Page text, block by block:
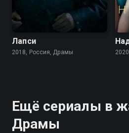
7.5
Лапси
2018, Россия, Драмы
Ещё сериалы в
Драмы